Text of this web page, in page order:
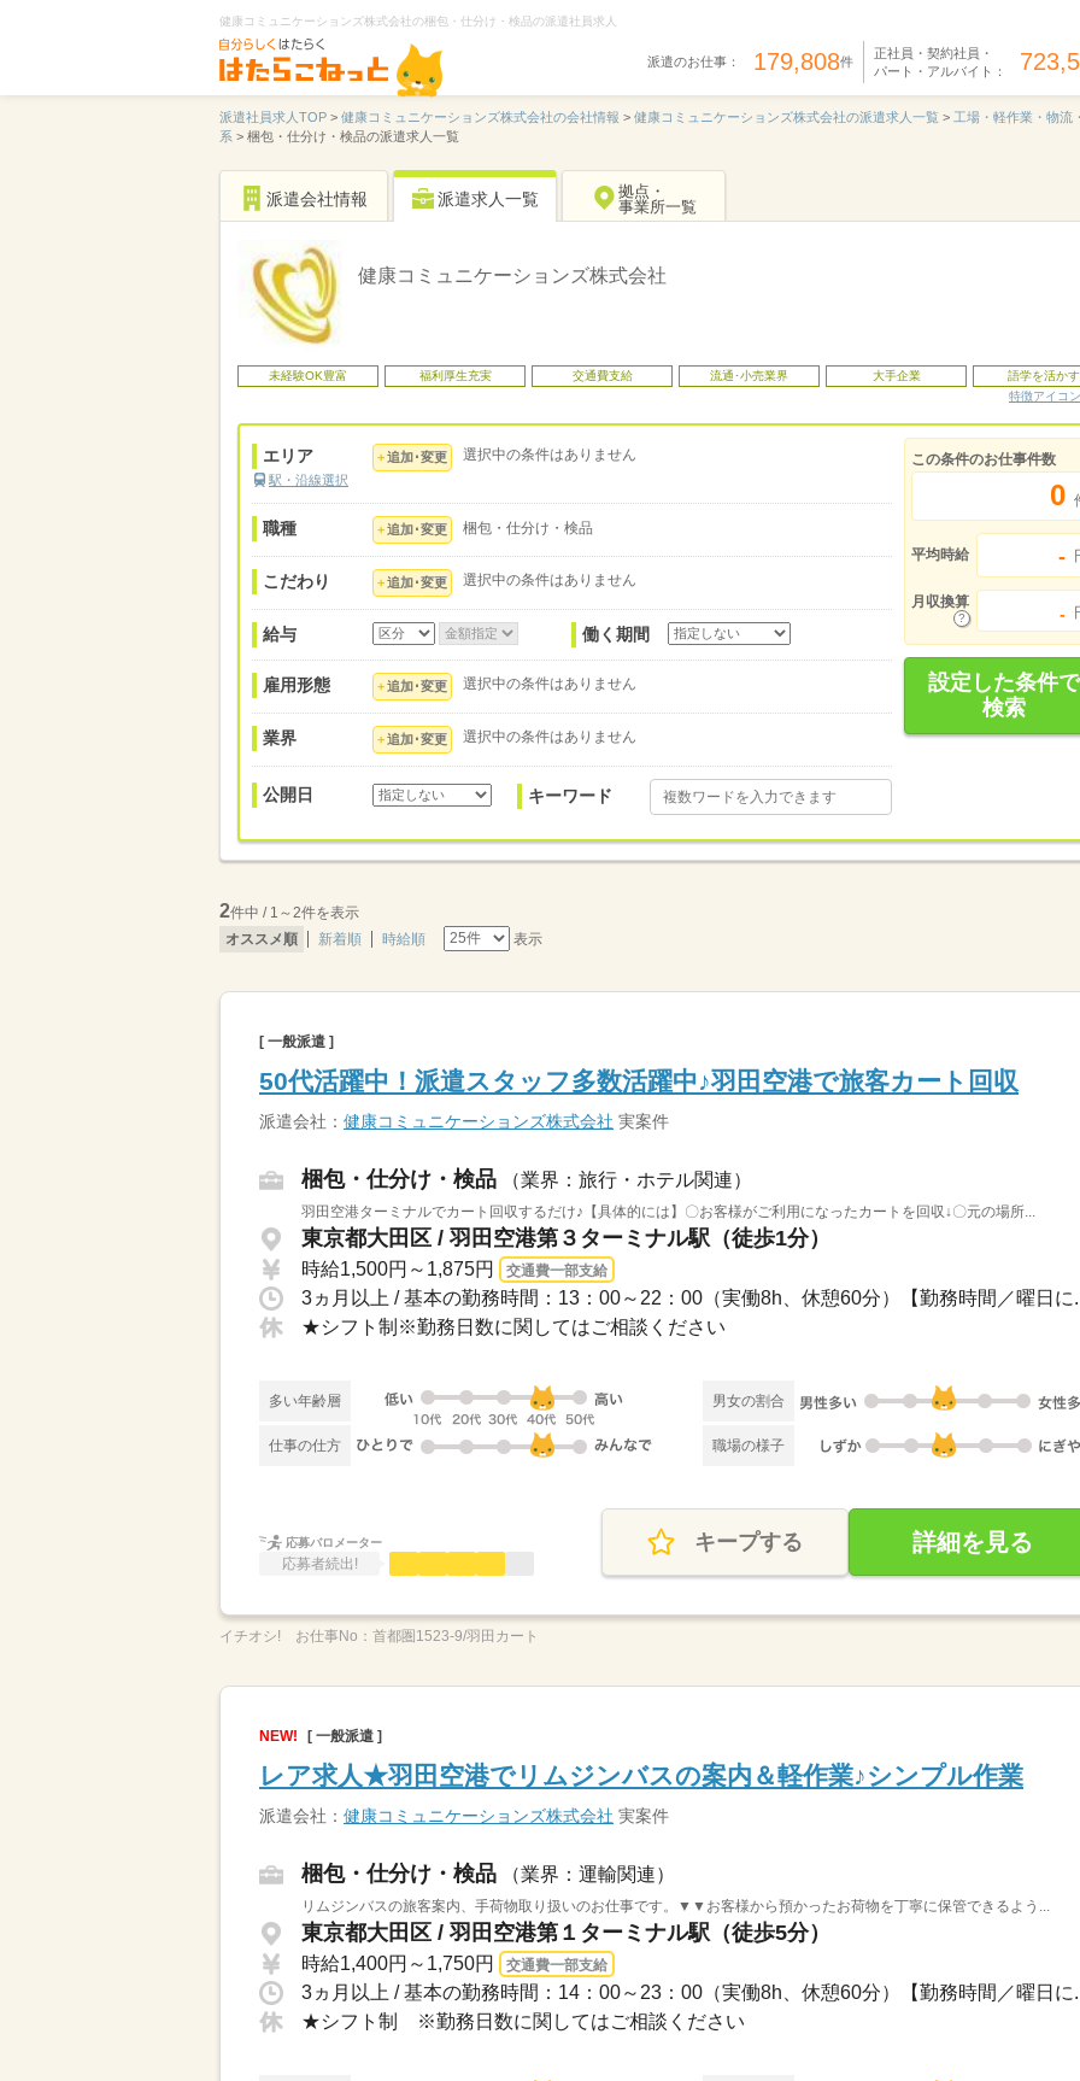
健康コミュニケーションズ株式会社の梱包・仕分け・検品の派遣社員求人
派遣のお仕事： 179,808件
正社員・契約社員・
パート・アルバイト：
派遣社員求人TOP > 健康コミュニケーションズ株式会社の会社情報 > 健康コミュニケーションズ株式会社の派遣求人一覧 > 工場・軽作業・物流
系 > 梱包・仕分け・検品の派遣求人一覧
派遣会社情報 派遣求人一覧
拠点・
事業所一覧
健康コミュニケーションズ株式会社
未経験OK豊富 福利厚生充実 交通費支給 流通･小売業界 大手企業
語学を活かす
特徴アイコ
エリア
駅・沿線選択
追加･変更 選択中の条件はありません
職種 追加･変更 梱包・仕分け・検品
こだわり 追加･変更 選択中の条件はありません
給与 働く期間
雇用形態 追加･変更 選択中の条件はありません
業界 追加･変更 選択中の条件はありません
公開日 キーワード
この条件のお仕事件数
0
平均時給 -
月収換算
-
設定した条件で
検索
2件中 / 1～2件を表示
オススメ順
新着順 時給順 表示
[ 一般派遣 ]
50代活躍中！派遣スタッフ多数活躍中♪羽田空港で旅客カート回収
派遣会社： 健康コミュニケーションズ株式会社 実案件
梱包・仕分け・検品 （業界：旅行・ホテル関連）
羽田空港ターミナルでカート回収するだけ♪【具体的には】〇お客様がご利用になったカートを回収↓〇元の場所...
東京都大田区 / 羽田空港第３ターミナル駅（徒歩1分）
時給1,500円～1,875円 交通費一部支給
3ヵ月以上 / 基本の勤務時間：13：00～22：00（実働8h、休憩60分）【勤務時間／曜日に
★シフト制※勤務日数に関してはご相談ください
多い年齢層 男女の割合
仕事の仕方 職場の様子
応募バロメーター
応募者続出!
キープする 詳細を見る
イチオシ! お仕事No： 首都圏1523-9/羽田カート
NEW! [ 一般派遣 ]
レア求人★羽田空港でリムジンバスの案内＆軽作業♪シンプル作業
派遣会社： 健康コミュニケーションズ株式会社 実案件
梱包・仕分け・検品 （業界：運輸関連）
リムジンバスの旅客案内、手荷物取り扱いのお仕事です。▼▼お客様から預かったお荷物を丁寧に保管できるよう...
東京都大田区 / 羽田空港第１ターミナル駅（徒歩5分）
時給1,400円～1,750円 交通費一部支給
3ヵ月以上 / 基本の勤務時間：14：00～23：00（実働8h、休憩60分）【勤務時間／曜日に
★シフト制 ※勤務日数に関してはご相談ください